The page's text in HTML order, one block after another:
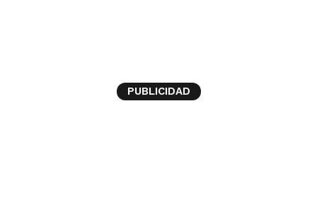
PUBLICIDAD